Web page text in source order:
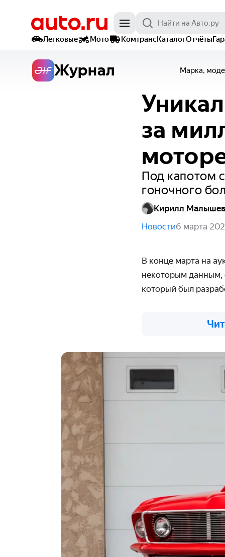
Легковые Мото КомтрансКаталогОтчёты
Журнал Марка,
за
Под капотом
гоночного
Кирилл Малышев
Новости6 марта
В конце марта на
некоторым данным,
который был